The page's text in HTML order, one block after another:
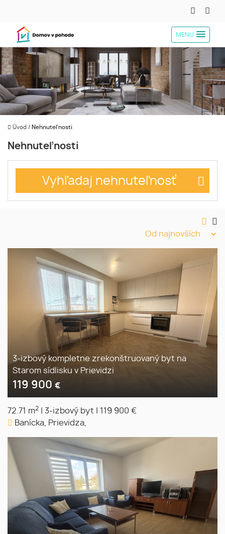
MENU
Úvod / Nehnuteľnosti
Nehnuteľnosti
Vyhľadaj nehnuteľnosť
3-izbový kompletne zrekonštruovaný byt na
Starom sídlisku v Prievidzi
119 900 €
72.71 m2 3-izbový byt
119 900 €
Banícka, Prievidza,